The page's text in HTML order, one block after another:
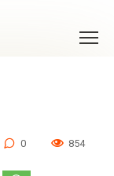
0 854